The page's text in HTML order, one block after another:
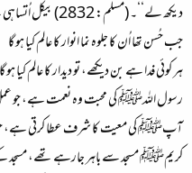
دیکھ لے‘‘۔ (مسلم: 2832) بیکل اُتساہی نے کہا ہے:
جب حُسن تھا اُن کا جلوہ نما انوار کا عالم کیا ہو گا
ہر کوئی فدا ہے بن دیکھے، تو دیدار کا عالم کیا ہو گا
رسول اللہﷺ کی محبت وہ نعمت ہے، جو
آپﷺ کی معیت کا شرف عطا کرتی ہے،
کریمﷺ مسجد سے باہر جارہے تھے،